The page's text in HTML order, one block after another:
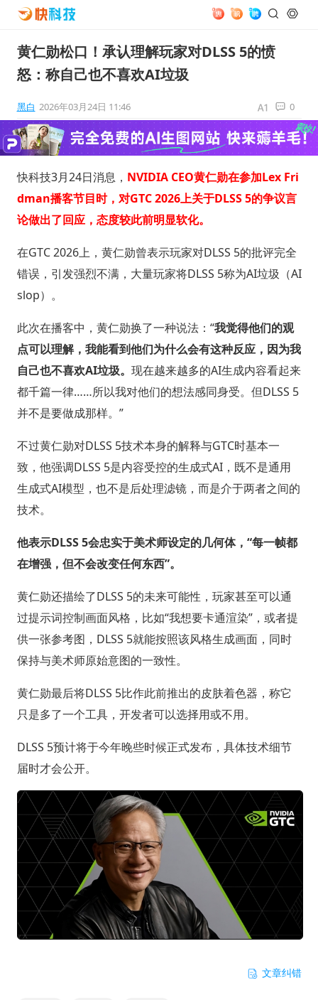
黄仁勋松口！承认理解玩家对DLSS 5的愤
怒：称自己也不喜欢AI垃圾
黑白 2026年03月24日 11:46 0
快科技3月24日消息， NVIDIA CEO黄仁勋在参加Lex Fri
dman播客节目时，对GTC 2026上关于DLSS 5的争议言
论做出了回应，态度较此前明显软化。
在GTC 2026上，黄仁勋曾表示玩家对DLSS 5的批评完全
错误，引发强烈不满，大量玩家将DLSS 5称为AI垃圾（AI
slop）。
此次在播客中，黄仁勋换了一种说法：“我觉得他们的观
点可以理解，我能看到他们为什么会有这种反应，因为我
自己也不喜欢AI垃圾。 现在越来越多的AI生成内容看起来
都千篇一律……所以我对他们的想法感同身受。但DLSS 5
并不是要做成那样。”
不过黄仁勋对DLSS 5技术本身的解释与GTC时基本一
致，他强调DLSS 5是内容受控的生成式AI，既不是通用
生成式AI模型，也不是后处理滤镜，而是介于两者之间的
技术。
他表示DLSS 5会忠实于美术师设定的几何体，“每一帧都
在增强，但不会改变任何东西”。
黄仁勋还描绘了DLSS 5的未来可能性，玩家甚至可以通
过提示词控制画面风格，比如“我想要卡通渲染”，或者提
供一张参考图，DLSS 5就能按照该风格生成画面，同时
保持与美术师原始意图的一致性。
黄仁勋最后将DLSS 5比作此前推出的皮肤着色器，称它
只是多了一个工具，开发者可以选择用或不用。
DLSS 5预计将于今年晚些时候正式发布，具体技术细节
届时才会公开。
文章纠错